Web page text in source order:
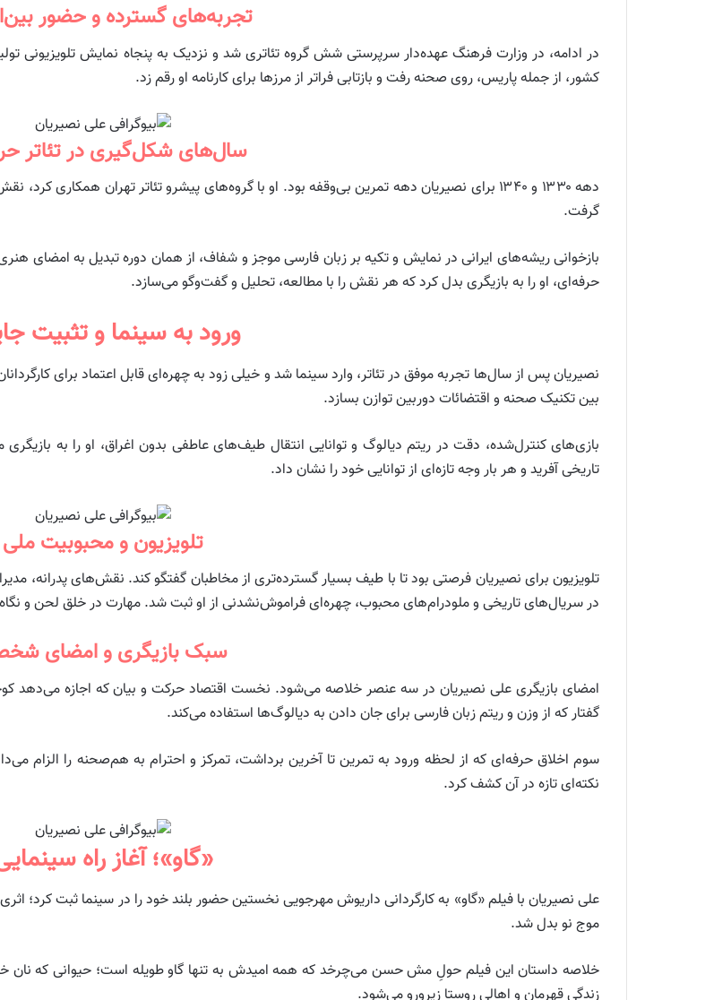
تجربه‌های گسترده و حضور
در ادامه، در وزارت فرهنگ عهده‌دار سرپرستی شش گروه تئاتری شد و نزدیک به پنجاه نمایش تلویزیونی
کشور، از جمله پاریس، روی صحنه رفت و بازتابی فراتر از مرزها برای کارنامه او رقم زد.
سال‌های شکل‌گیری در تئاتر
دهه ۱۳۳۰ و ۱۳۴۰ برای نصیریان دهه تمرین بی‌وقفه بود. او با گروه‌های پیشرو تئاتر تهران
گرفت.
بازخوانی ریشه‌های ایرانی در نمایش و تکیه بر زبان فارسی موجز و شفاف، از همان دوره تبدیل به امضای
حرفه‌ای، او را به بازیگری بدل کرد که هر نقش را با مطالعه، تحلیل و گفت‌وگو می‌سازد.
ورود به سینما و تثبیت
نصیریان پس از سال‌ها تجربه موفق در تئاتر، وارد سینما شد و خیلی زود به چهره‌ای قابل اعتماد برای
بین تکنیک صحنه و اقتضائات دوربین توازن بسازد.
بازی‌های کنترل‌شده، دقت در ریتم دیالوگ و توانایی انتقال طیف‌های عاطفی بدون اغراق، او را به
تاریخی آفرید و هر بار وجه تازه‌ای از توانایی خود را نشان داد.
تلویزیون و محبوبیت ملی
تلویزیون برای نصیریان فرصتی بود تا با طیف بسیار گسترده‌تری از مخاطبان گفتگو کند. نقش‌های پدرانه،
در سریال‌های تاریخی و ملودرام‌های محبوب، چهره‌ای فراموش‌نشدنی از او ثبت شد. مهارت در خلق لحن و
سبک بازیگری و امضای
امضای بازیگری علی نصیریان در سه عنصر خلاصه می‌شود. نخست اقتصاد حرکت و بیان که اجازه می‌دهد
گفتار که از وزن و ریتم زبان فارسی برای جان دادن به دیالوگ‌ها استفاده می‌کند.
سوم اخلاق حرفه‌ای که از لحظه ورود به تمرین تا آخرین برداشت، تمرکز و احترام به هم‌صحنه را الزام
نکته‌ای تازه در آن کشف کرد.
«گاو»؛ آغاز راه
علی نصیریان با فیلم «گاو» به کارگردانی داریوش مهرجویی نخستین حضور بلند خود را در سینما ثبت کرد؛
موج نو بدل شد.
خلاصه داستان این فیلم حولِ مش حسن می‌چرخد که همه امیدش به تنها گاو طویله است؛ حیوانی که نان
زندگی قهرمان و اهالی روستا زیرورو می‌شود.